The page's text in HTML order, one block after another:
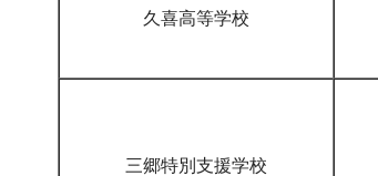
久喜高等学校
三郷特別支援学校